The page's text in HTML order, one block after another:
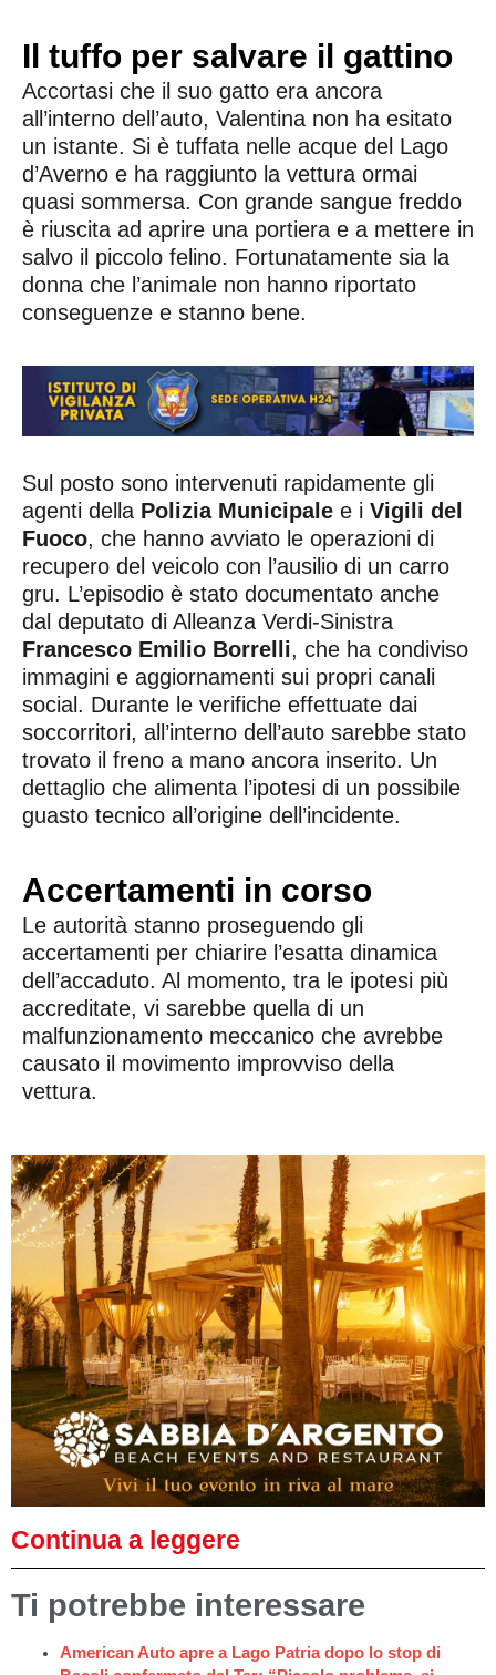
Il tuffo per salvare il gattino
Accortasi che il suo gatto era ancora
all’interno dell’auto, Valentina non ha esitato
un istante. Si è tuffata nelle acque del Lago
d’Averno e ha raggiunto la vettura ormai
quasi sommersa. Con grande sangue freddo
è riuscita ad aprire una portiera e a mettere in
salvo il piccolo felino. Fortunatamente sia la
donna che l’animale non hanno riportato
conseguenze e stanno bene.
Sul posto sono intervenuti rapidamente gli
agenti della Polizia Municipale e i Vigili del
Fuoco, che hanno avviato le operazioni di
recupero del veicolo con l’ausilio di un carro
gru. L’episodio è stato documentato anche
dal deputato di Alleanza Verdi-Sinistra
Francesco Emilio Borrelli, che ha condiviso
immagini e aggiornamenti sui propri canali
social. Durante le verifiche effettuate dai
soccorritori, all’interno dell’auto sarebbe stato
trovato il freno a mano ancora inserito. Un
dettaglio che alimenta l’ipotesi di un possibile
guasto tecnico all’origine dell’incidente.
Accertamenti in corso
Le autorità stanno proseguendo gli
accertamenti per chiarire l’esatta dinamica
dell’accaduto. Al momento, tra le ipotesi più
accreditate, vi sarebbe quella di un
malfunzionamento meccanico che avrebbe
causato il movimento improvviso della
vettura.
Continua a leggere
Ti potrebbe interessare
American Auto apre a Lago Patria dopo lo stop di